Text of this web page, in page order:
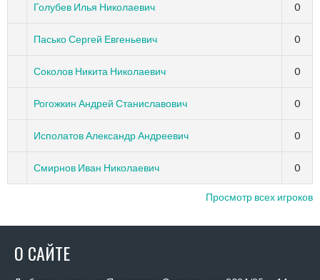
Голубев Илья Николаевич 0
Пасько Сергей Евгеньевич 0
Соколов Никита Николаевич 0
Рогожкин Андрей Станиславович 0
Исполатов Александр Андреевич 0
Смирнов Иван Николаевич 0
Просмотр всех игроков
О САЙТЕ